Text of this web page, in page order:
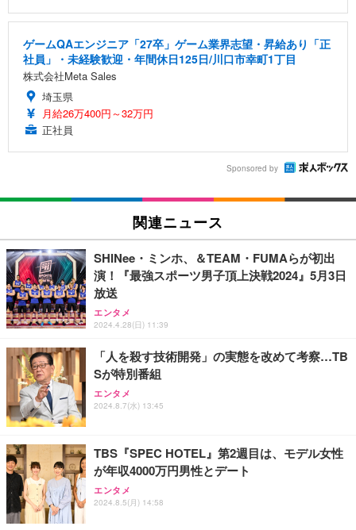
ゲームQAエンジニア「27卒」ゲーム業界志望・昇給あり「正
社員」・未経験歓迎・年間休日125日/川口市幸町1丁目
株式会社Meta Sales
埼玉県
月給26万400円～32万円
正社員
Sponsored by
関連ニュース
SHINee・ミンホ、＆TEAM・FUMAらが初出
演！『最強スポーツ男子頂上決戦2024』5月3日
放送
エンタメ
2024.4.28(日) 11:39
「人を殺す技術開発」の実態を改めて考察…TB
Sが特別番組
エンタメ
2024.8.7(水) 13:45
TBS『SPEC HOTEL』第2週目は、モデル女性
が年収4000万円男性とデート
エンタメ
2024.8.5(月) 14:58